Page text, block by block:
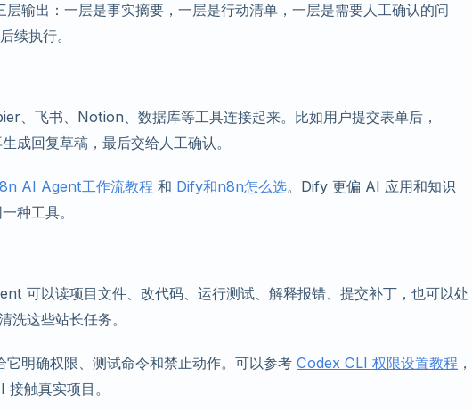
输出：一层是事实摘要，一层是行动清单，一层是需要人工确认的问
续执行。
、飞书、Notion、数据库等工具连接起来。比如用户提交表单后，
成回复草稿，最后交给人工确认。
AI Agent工作流教程 和 Dify和n8n怎么选。Dify 更偏 AI 应用和知识
种工具。
可以读项目文件、改代码、运行测试、解释报错、提交补丁，也可以处
这些站长任务。
明确权限、测试命令和禁止动作。可以参考 Codex CLI 权限设置教程 ，
触真实项目。